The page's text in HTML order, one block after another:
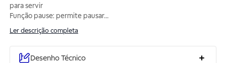
para servir
Função pause: permite pausar...
Ler descrição completa
Desenho Técnico